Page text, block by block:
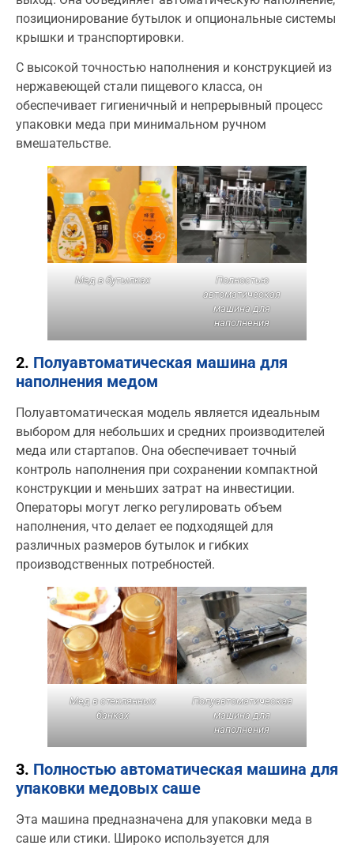
позиционирование бутылок и опциональные системы
крышки и транспортировки.
С высокой точностью наполнения и конструкцией из
нержавеющей стали пищевого класса, он
обеспечивает гигиеничный и непрерывный процесс
упаковки меда при минимальном ручном
вмешательстве.
Мед в бутылках
Полностью
автоматическая
машина для
наполнения
2. Полуавтоматическая машина для
наполнения медом
Полуавтоматическая модель является идеальным
выбором для небольших и средних производителей
меда или стартапов. Она обеспечивает точный
контроль наполнения при сохранении компактной
конструкции и меньших затрат на инвестиции.
Операторы могут легко регулировать объем
наполнения, что делает ее подходящей для
различных размеров бутылок и гибких
производственных потребностей.
Мед в стеклянных
банках
Полуавтоматическая
машина для
наполнения
3. Полностью автоматическая машина для
упаковки медовых саше
Эта машина предназначена для упаковки меда в
саше или стики. Широко используется для